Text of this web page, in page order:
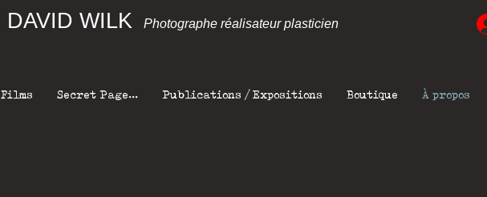
DAVID WILK Photographe réalisateur plasticien
Films Secret Page... Publications / Expositions Boutique À propos